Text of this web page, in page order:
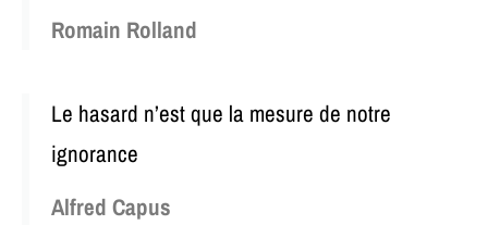
Romain Rolland
Le hasard n’est que la mesure de notre
ignorance
Alfred Capus